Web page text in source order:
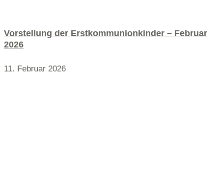
Vorstellung der Erstkommunionkinder – Februar
2026
11. Februar 2026